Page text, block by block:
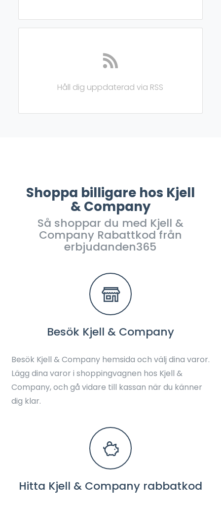
Håll dig uppdaterad via RSS
Shoppa billigare hos Kjell
& Company
Så shoppar du med Kjell &
Company Rabattkod från
erbjudanden365
Besök Kjell & Company
Besök Kjell & Company hemsida och välj dina varor.
Lägg dina varor i shoppingvagnen hos Kjell &
Company, och gå vidare till kassan när du känner
dig klar.
Hitta Kjell & Company rabbatkod